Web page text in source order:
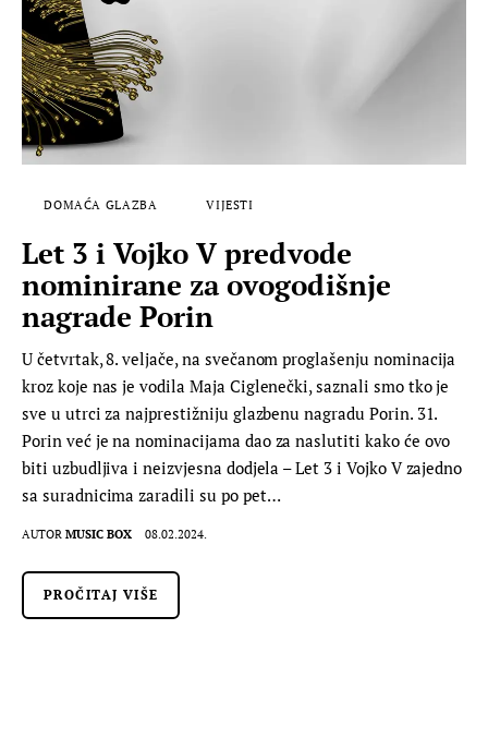
DOMAĆA GLAZBA VIJESTI
Let 3 i Vojko V predvode
nominirane za ovogodišnje
nagrade Porin
U četvrtak, 8. veljače, na svečanom proglašenju nominacija
kroz koje nas je vodila Maja Ciglenečki, saznali smo tko je
sve u utrci za najprestižniju glazbenu nagradu Porin. 31.
Porin već je na nominacijama dao za naslutiti kako će ovo
biti uzbudljiva i neizvjesna dodjela – Let 3 i Vojko V zajedno
sa suradnicima zaradili su po pet…
AUTOR MUSIC BOX 08.02.2024.
PROČITAJ VIŠE